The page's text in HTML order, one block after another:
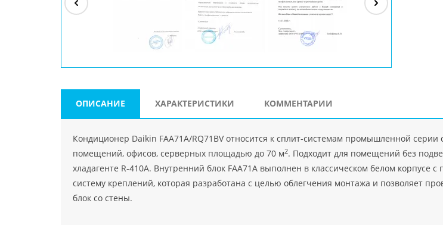
">
Код PHP ">
"МидасМеталлАрт" PHP ">
Код PHP ">
ОПИСАНИЕ ХАРАКТЕРИСТИКИ КОММЕНТАРИИ
Кондиционер Daikin FAA71A/RQ71BV относится к сплит-системам промышленной
помещений, офисов, серверных площадью до 70 м2. Подходит для помещений без
хладагенте R-410А. Внутренний блок FAA71A выполнен в классическом белом
систему креплений, которая разработана с целью облегчения монтажа и позволяет
блок со стены.